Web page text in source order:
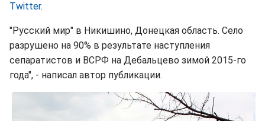
Twitter.
"Русский мир" в Никишино, Донецкая область. Село
разрушено на 90% в результате наступления
сепаратистов и ВСРФ на Дебальцево зимой 2015-го
года", - написал автор публикации.